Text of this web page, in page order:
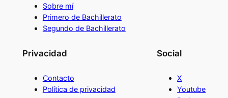
Sobre mí
Primero de Bachillerato
Segundo de Bachillerato
Privacidad
Contacto
Política de privacidad
Social
X
Youtube